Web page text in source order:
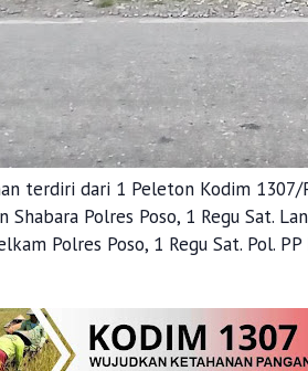
terdiri dari 1 Peleton Kodim 1307/
Polres Poso, 1 Regu Sat.
Polres Poso, 1 Regu Sat. Pol. PP